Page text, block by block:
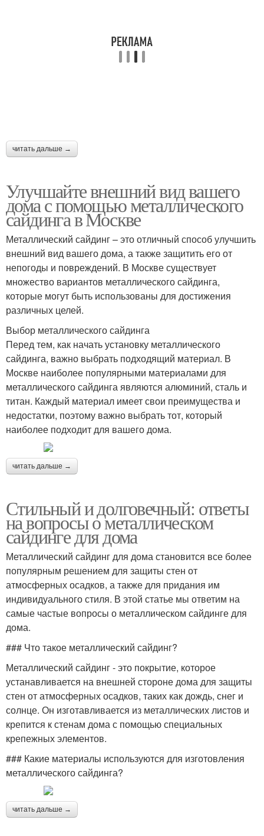
читать дальше →
Улучшайте внешний вид вашего
дома с помощью металлического
сайдинга в Москве
Металлический сайдинг – это отличный способ улучшить
внешний вид вашего дома, а также защитить его от
непогоды и повреждений. В Москве существует
множество вариантов металлического сайдинга,
которые могут быть использованы для достижения
различных целей.
Выбор металлического сайдинга
Перед тем, как начать установку металлического
сайдинга, важно выбрать подходящий материал. В
Москве наиболее популярными материалами для
металлического сайдинга являются алюминий, сталь и
титан. Каждый материал имеет свои преимущества и
недостатки, поэтому важно выбрать тот, который
наиболее подходит для вашего дома.
читать дальше →
Стильный и долговечный: ответы
на вопросы о металлическом
сайдинге для дома
Металлический сайдинг для дома становится все более
популярным решением для защиты стен от
атмосферных осадков, а также для придания им
индивидуального стиля. В этой статье мы ответим на
самые частые вопросы о металлическом сайдинге для
дома.
### Что такое металлический сайдинг?
Металлический сайдинг - это покрытие, которое
устанавливается на внешней стороне дома для защиты
стен от атмосферных осадков, таких как дождь, снег и
солнце. Он изготавливается из металлических листов и
крепится к стенам дома с помощью специальных
крепежных элементов.
### Какие материалы используются для изготовления
металлического сайдинга?
читать дальше →